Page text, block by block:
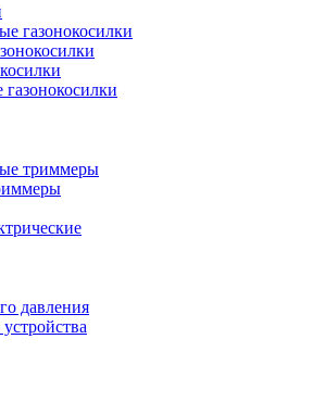
газонокосилки
газонокосилки
триммеры
давления